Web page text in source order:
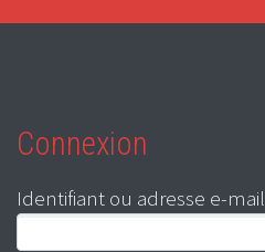
Connexion
Identifiant ou adresse e-mail